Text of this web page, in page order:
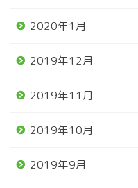
2020年1月
2019年12月
2019年11月
2019年10月
2019年9月